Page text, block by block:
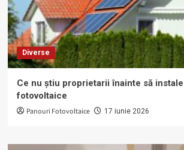
Diverse
Ce nu știu proprietarii înainte să
fotovoltaice
Panouri Fotovoltaice 17 iunie 2026